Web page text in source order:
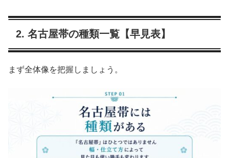
2. 名古屋帯の種類一覧【早見表】
まず全体像を把握しましょう。